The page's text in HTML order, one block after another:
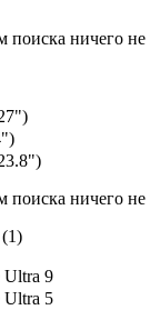
поиска ничего не
поиска ничего не
Ultra 9
Ultra 5